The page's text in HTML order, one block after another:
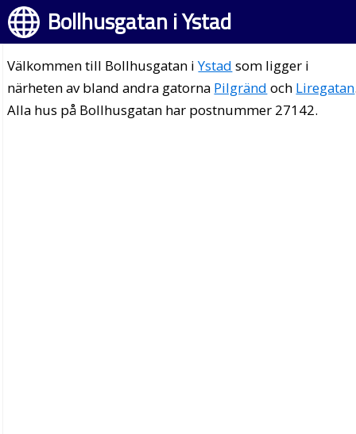
Bollhusgatan i Ystad
Välkommen till Bollhusgatan iYstad som ligger i
närheten av bland andra gatorna Pilgränd och Liregatan
Alla hus på Bollhusgatan har postnummer 27142.